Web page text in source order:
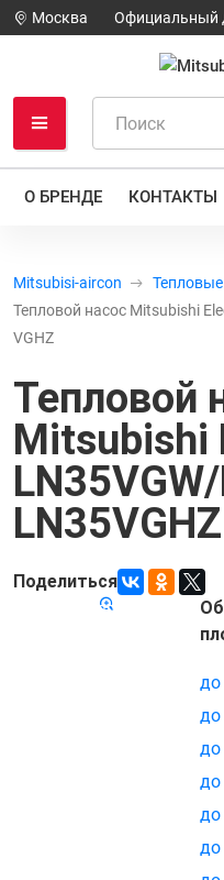
Москва Официальный
О БРЕНДЕ КОНТАКТЫ
Mitsubisi-aircon
Тепловой насос Mitsubishi
VGHZ
Тепловой
Mitsubishi
LN35VGHZ
Поделиться
Код товара:
до
до
до
до
до
до